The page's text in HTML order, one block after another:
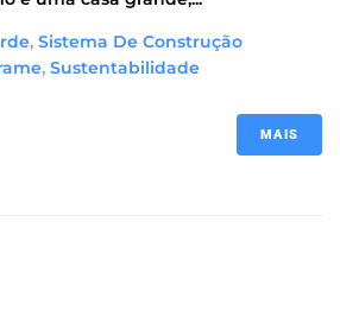
, Sistema De Construção
, Sustentabilidade
MAIS